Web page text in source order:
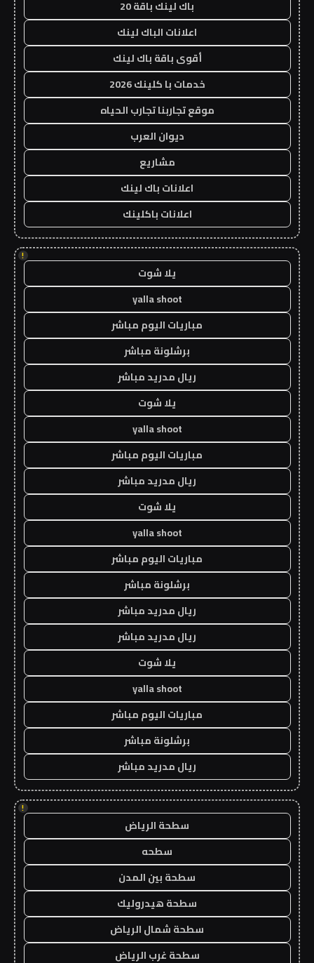
باك لينك باقة 20
اعلانات الباك لينك
أقوى باقة باك لينك
خدمات با كلينك 2026
موقع تجاربنا تجارب الحياه
ديوان العرب
مشاريع
اعلانات باك لينك
اعلانات باكلينك
!
يلا شوت
yalla shoot
مباريات اليوم مباشر
برشلونة مباشر
ريال مدريد مباشر
يلا شوت
yalla shoot
مباريات اليوم مباشر
ريال مدريد مباشر
يلا شوت
yalla shoot
مباريات اليوم مباشر
برشلونة مباشر
ريال مدريد مباشر
ريال مدريد مباشر
يلا شوت
yalla shoot
مباريات اليوم مباشر
برشلونة مباشر
ريال مدريد مباشر
!
سطحة الرياض
سطحه
سطحة بين المدن
سطحة هيدروليك
سطحة شمال الرياض
سطحة غرب الرياض